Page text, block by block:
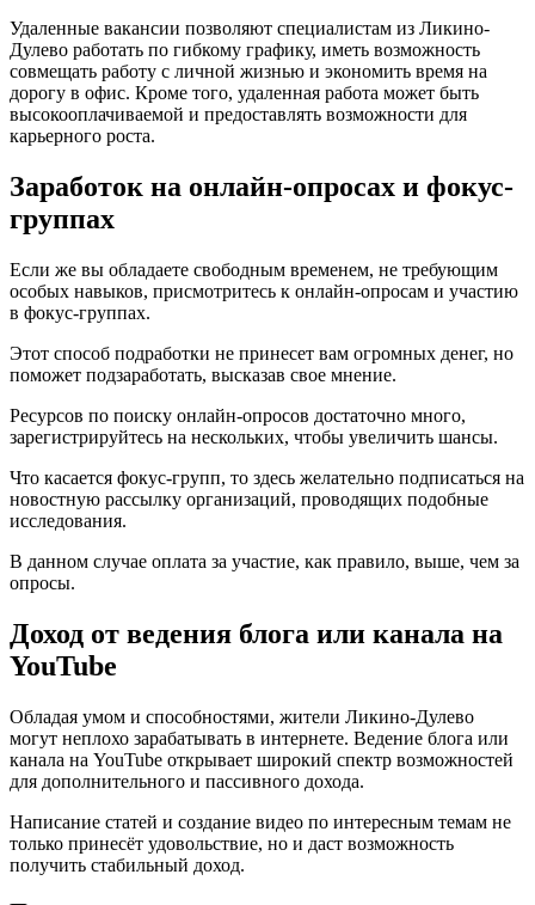
Удаленные вакансии позволяют специалистам из Ликино-
Дулево работать по гибкому графику, иметь возможность
совмещать работу с личной жизнью и экономить время на
дорогу в офис. Кроме того, удаленная работа может быть
высокооплачиваемой и предоставлять возможности для
карьерного роста.
Заработок на онлайн-опросах и фокус-
группах
Если же вы обладаете свободным временем, не требующим
особых навыков, присмотритесь к онлайн-опросам и участию
в фокус-группах.
Этот способ подработки не принесет вам огромных денег, но
поможет подзаработать, высказав свое мнение.
Ресурсов по поиску онлайн-опросов достаточно много,
зарегистрируйтесь на нескольких, чтобы увеличить шансы.
Что касается фокус-групп, то здесь желательно подписаться на
новостную рассылку организаций, проводящих подобные
исследования.
В данном случае оплата за участие, как правило, выше, чем за
опросы.
Доход от ведения блога или канала на
YouTube
Обладая умом и способностями, жители Ликино-Дулево
могут неплохо зарабатывать в интернете. Ведение блога или
канала на YouTube открывает широкий спектр возможностей
для дополнительного и пассивного дохода.
Написание статей и создание видео по интересным темам не
только принесёт удовольствие, но и даст возможность
получить стабильный доход.